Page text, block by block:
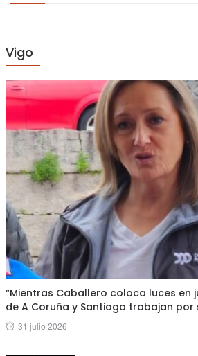
Vigo
“Mientras Caballero coloca luces en
de A Coruña y Santiago trabajan por
Posted
31 julio 2026